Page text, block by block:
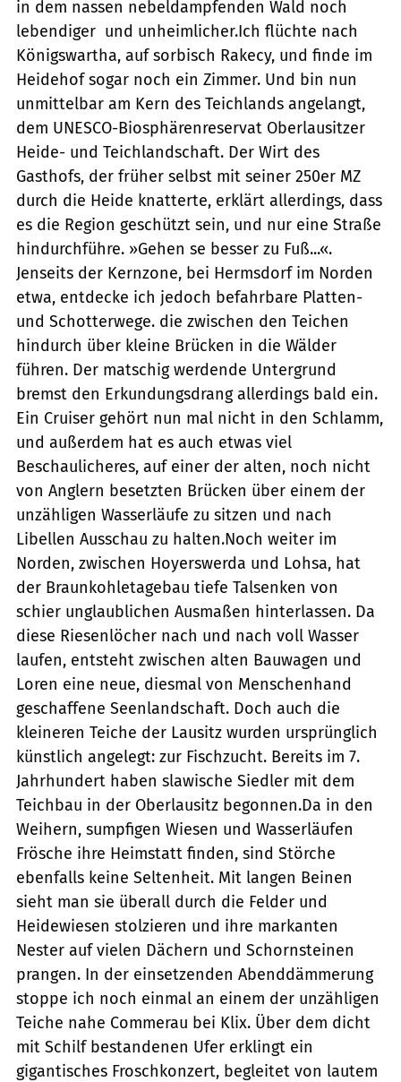
in dem nassen nebeldampfenden Wald noch
lebendiger  und unheimlicher.Ich flüchte nach
Königswartha, auf sorbisch Rakecy, und finde im
Heidehof sogar noch ein Zimmer. Und bin nun
unmittelbar am Kern des Teichlands angelangt,
dem UNESCO-Biosphärenreservat Oberlausitzer
Heide- und Teichlandschaft. Der Wirt des
Gasthofs, der früher selbst mit seiner 250er MZ
durch die Heide knatterte, erklärt allerdings, dass
es die Region geschützt sein, und nur eine Straße
hindurchführe. »Gehen se besser zu Fuß...«.
Jenseits der Kernzone, bei Hermsdorf im Norden
etwa, entdecke ich jedoch befahrbare Platten-
und Schotterwege. die zwischen den Teichen
hindurch über kleine Brücken in die Wälder
führen. Der matschig werdende Untergrund
bremst den Erkundungsdrang allerdings bald ein.
Ein Cruiser gehört nun mal nicht in den Schlamm,
und außerdem hat es auch etwas viel
Beschaulicheres, auf einer der alten, noch nicht
von Anglern besetzten Brücken über einem der
unzähligen Wasserläufe zu sitzen und nach
Libellen Ausschau zu halten.Noch weiter im
Norden, zwischen Hoyerswerda und Lohsa, hat
der Braunkohletagebau tiefe Talsenken von
schier unglaublichen Ausmaßen hinterlassen. Da
diese Riesenlöcher nach und nach voll Wasser
laufen, entsteht zwischen alten Bauwagen und
Loren eine neue, diesmal von Menschenhand
geschaffene Seenlandschaft. Doch auch die
kleineren Teiche der Lausitz wurden ursprünglich
künstlich angelegt: zur Fischzucht. Bereits im 7.
Jahrhundert haben slawische Siedler mit dem
Teichbau in der Oberlausitz begonnen.Da in den
Weihern, sumpfigen Wiesen und Wasserläufen
Frösche ihre Heimstatt finden, sind Störche
ebenfalls keine Seltenheit. Mit langen Beinen
sieht man sie überall durch die Felder und
Heidewiesen stolzieren und ihre markanten
Nester auf vielen Dächern und Schornsteinen
prangen. In der einsetzenden Abenddämmerung
stoppe ich noch einmal an einem der unzähligen
Teiche nahe Commerau bei Klix. Über dem dicht
mit Schilf bestandenen Ufer erklingt ein
gigantisches Froschkonzert, begleitet von lautem